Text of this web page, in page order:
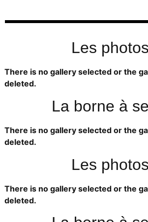
Les photos
There is no gallery selected or the
deleted.
La borne à
There is no gallery selected or the
deleted.
Les photos
There is no gallery selected or the
deleted.